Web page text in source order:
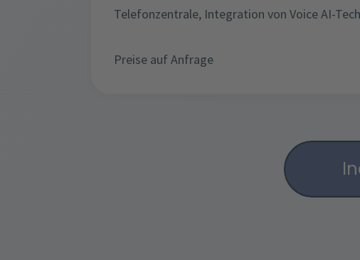
Telefonzentrale, Integration von Voice AI-
Preise auf Anfrage